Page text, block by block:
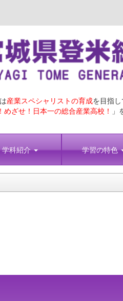
産業スペシャリストの育成を目指
めざせ！日本一の総合産業高校！ 」
学科紹介 学習の特色